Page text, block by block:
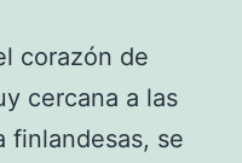
corazón de
cercana a las
finlandesas, se